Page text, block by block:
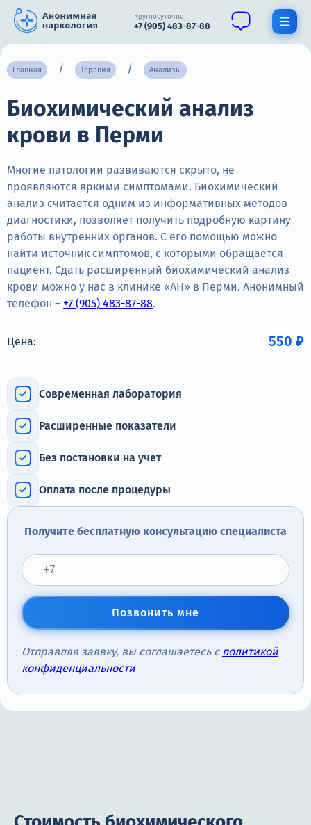
Круглосуточно
+7 (905) 483-87-88
О нас
Наркомания
Нарколог
Стационар
Психиатрия
Цены
Контакты
Круглосуточно, анонимно
Адрес call-центра
Пермь, Луначарского, 87
Главная Терапия Анализы
Биохимический анализ
крови в Перми
Многие патологии развиваются скрыто, не
проявляются яркими симптомами. Биохимический
анализ считается одним из информативных методов
диагностики, позволяет получить подробную картину
работы внутренних органов. С его помощью можно
найти источник симптомов, с которыми обращается
пациент. Сдать расширенный биохимический анализ
крови можно у нас в клинике «АН» в Перми. Анонимный
телефон – +7 (905) 483-87-88.
Цена: 550 ₽
Современная лаборатория
Расширенные показатели
Без постановки на учет
Оплата после процедуры
Получите бесплатную консультацию специалиста
Позвонить мне
Отправляя заявку, вы соглашаетесь с политикой
конфиденциальности